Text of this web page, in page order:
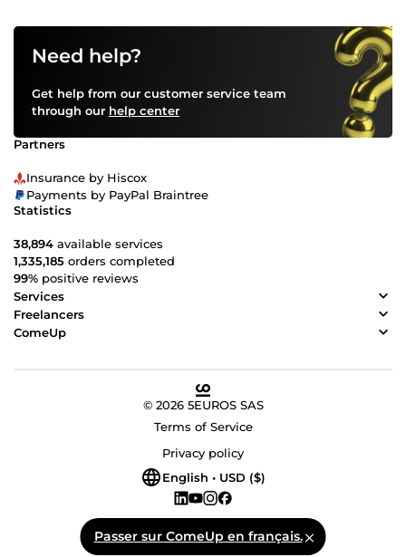
Passer sur ComeUp en français.
Need help?
Get help from our customer service team
through our help center
Partners
Insurance by Hiscox
Payments by PayPal Braintree
Statistics
38,894 available services
1,335,185 orders completed
99% positive reviews
Services
Freelancers
ComeUp
© 2026 5EUROS SAS
Terms of Service
Privacy policy
English • USD ($)